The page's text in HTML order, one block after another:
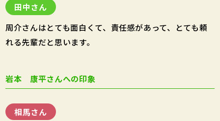
田中さん
周介さんはとても面白くて、責任感があって、とても頼
れる先輩だと思います。
岩本 康平さんへの印象
相馬さん